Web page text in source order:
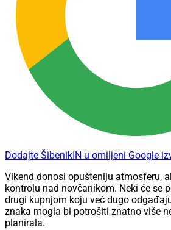
Dodajte ŠibenikIN u omiljeni Google
Vikend donosi opušteniju atmosferu,
kontrolu nad novčanikom. Neki će se
drugi kupnjom koju već dugo
znaka mogla bi potrošiti znatno više
planirala.